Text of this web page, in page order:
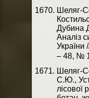
Шеляг-
Дубина
Аналіз
України
– 48, №
Шеляг-
С.Ю.,
лісової